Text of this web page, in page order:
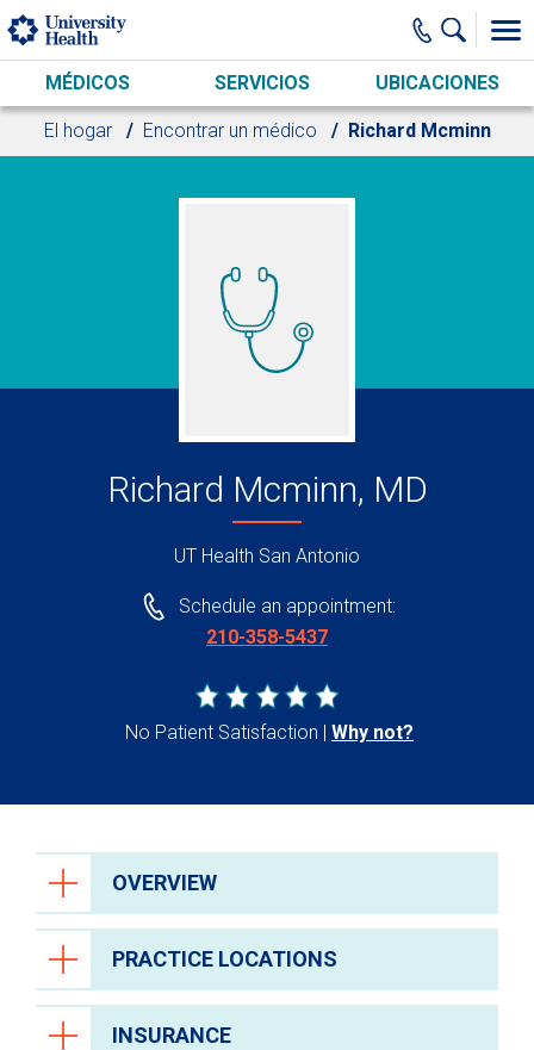
Skip to main content
MÉDICOS SERVICIOS UBICACIONES
El hogar Encontrar un médico Richard Mcminn
Richard Mcminn, MD
UT Health San Antonio
Schedule an appointment:
210-358-5437
No Patient Satisfaction Why not?
OVERVIEW
PRACTICE LOCATIONS
INSURANCE